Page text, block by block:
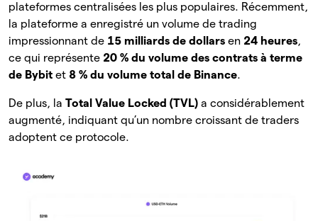
plateformes centralisées les plus populaires. Récemment,
la plateforme a enregistré un volume de trading
impressionnant de 15 milliards de dollars en 24 heures,
ce qui représente 20 % du volume des contrats à terme
de Bybit et 8 % du volume total de Binance.
De plus, la Total Value Locked (TVL) a considérablement
augmenté, indiquant qu’un nombre croissant de traders
adoptent ce protocole.